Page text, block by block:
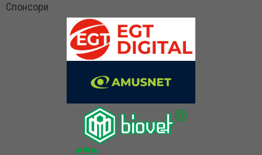
Спонсори